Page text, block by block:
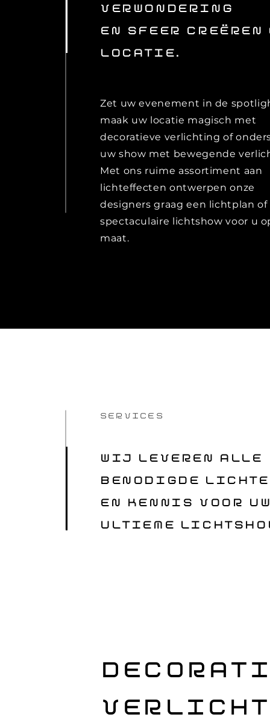
VERWONDERING
EN SFEER CREËREN
LOCATIE.
Zet uw evenement in de
maak uw locatie magisch met
decoratieve verlichting of
uw show met bewegende
Met ons ruime assortiment aan
lichteffecten ontwerpen onze
designers graag een lichtplan of
spectaculaire lichtshow voor u
maat.
SERVICES
WIJ LEVEREN ALLE
BENODIGDE
EN KENNIS VOOR UW
ULTIEME